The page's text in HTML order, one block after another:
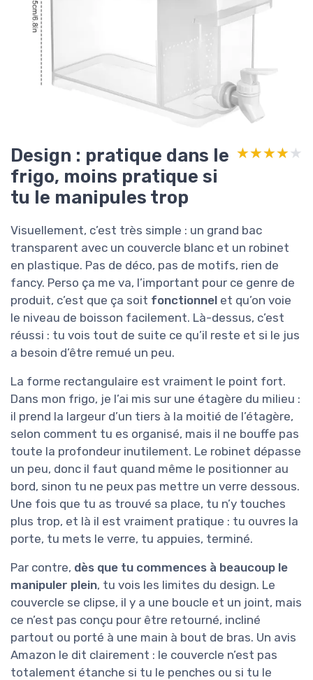
Design : pratique dans le
frigo, moins pratique si
tu le manipules trop
★★★★★
★★★★★
Visuellement, c’est très simple : un grand bac
transparent avec un couvercle blanc et un robinet
en plastique. Pas de déco, pas de motifs, rien de
fancy. Perso ça me va, l’important pour ce genre de
produit, c’est que ça soit fonctionnel et qu’on voie
le niveau de boisson facilement. Là-dessus, c’est
réussi : tu vois tout de suite ce qu’il reste et si le jus
a besoin d’être remué un peu.
La forme rectangulaire est vraiment le point fort.
Dans mon frigo, je l’ai mis sur une étagère du milieu :
il prend la largeur d’un tiers à la moitié de l’étagère,
selon comment tu es organisé, mais il ne bouffe pas
toute la profondeur inutilement. Le robinet dépasse
un peu, donc il faut quand même le positionner au
bord, sinon tu ne peux pas mettre un verre dessous.
Une fois que tu as trouvé sa place, tu n’y touches
plus trop, et là il est vraiment pratique : tu ouvres la
porte, tu mets le verre, tu appuies, terminé.
Par contre, dès que tu commences à beaucoup le
manipuler plein, tu vois les limites du design. Le
couvercle se clipse, il y a une boucle et un joint, mais
ce n’est pas conçu pour être retourné, incliné
partout ou porté à une main à bout de bras. Un avis
Amazon le dit clairement : le couvercle n’est pas
totalement étanche si tu le penches ou si tu le